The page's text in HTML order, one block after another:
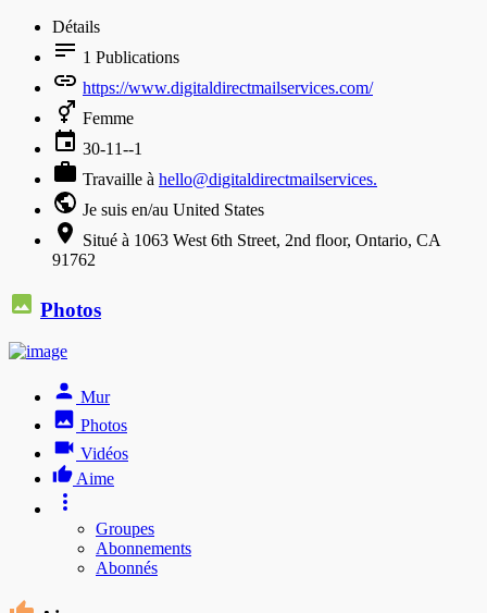
Détails
1 Publications
https://www.digitaldirectmailservices.com/
Femme
30-11--1
Travaille à hello@digitaldirectmailservices.
Je suis en/au United States
Situé à 1063 West 6th Street, 2nd floor, Ontario, CA
91762
Photos
Mur
Photos
Vidéos
Aime
Groupes
Abonnements
Abonnés